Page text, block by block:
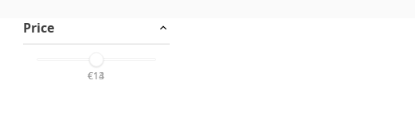
Price
€14
€13